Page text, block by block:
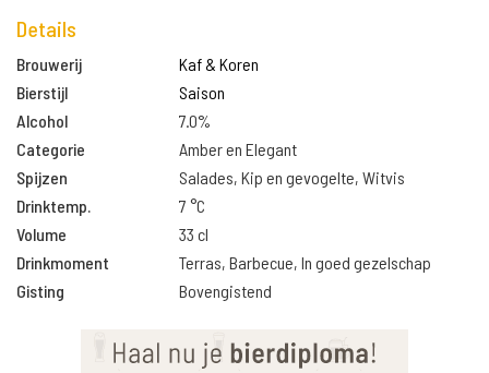
Details
Brouwerij
Kaf & Koren
Bierstijl
Saison
Alcohol
7.0%
Categorie
Amber en Elegant
Spijzen
Salades, Kip en gevogelte, Witvis
Drinktemp.
7 °C
Volume
33 cl
Drinkmoment
Terras, Barbecue, In goed gezelschap
Gisting
Bovengistend